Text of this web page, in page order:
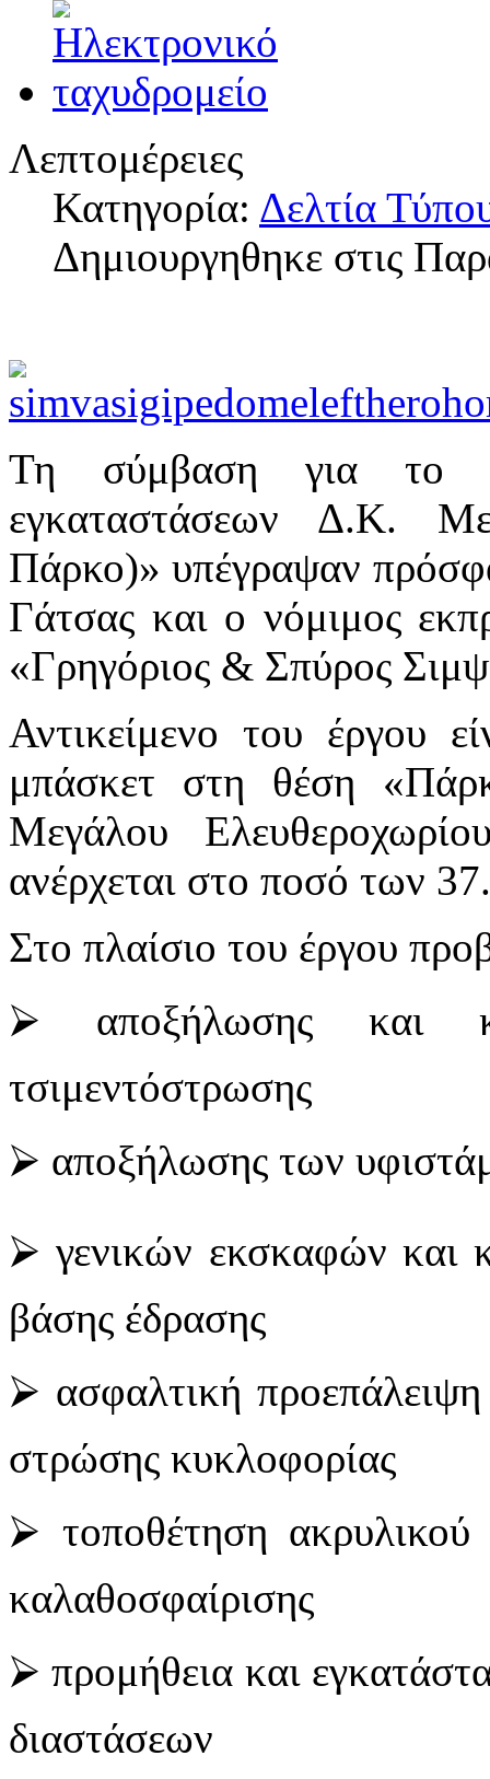
Λεπτομέρειες
Κατηγορία: Δελτία
Δημιουργηθηκε στις
Τη σύμβαση για το
εγκαταστάσεων Δ.Κ.
Πάρκο)» υπέγραψαν
Γάτσας και ο νόμιμος
«Γρηγόριος & Σπύρος
Αντικείμενο του έργου
μπάσκετ στη θέση
Μεγάλου
ανέρχεται στο ποσό των
Στο πλαίσιο του έργου
⮚ αποξήλωσης και
τσιμεντόστρωσης
⮚ αποξήλωσης των
⮚ γενικών εκσκαφών και
βάσης έδρασης
⮚ ασφαλτική
στρώσης κυκλοφορίας
⮚ τοποθέτηση
καλαθοσφαίρισης
⮚ προμήθεια και
διαστάσεων